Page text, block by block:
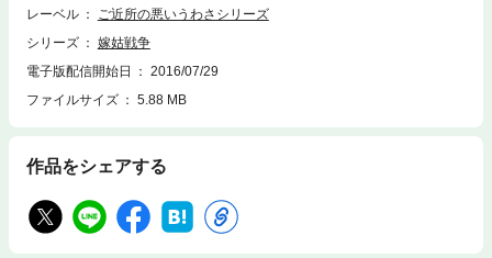
レーベル
ご近所の悪いうわさシリーズ
シリーズ
嫁姑戦争
電子版配信開始日
2016/07/29
ファイルサイズ
5.88 MB
作品をシェアする